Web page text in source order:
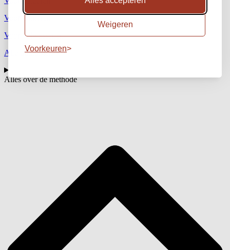
Weigeren
Voorkeuren
Voor jongeren
Voor volwassenen
Alle trainingen
Alles over de methode